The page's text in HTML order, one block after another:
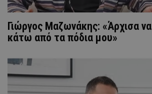
Γιώργος Μαζωνάκης: «Άρχισα
κάτω από τα πόδια μου»